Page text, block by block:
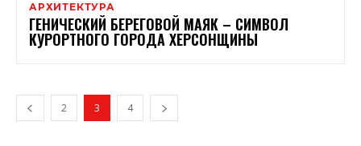
АРХИТЕКТУРА
ГЕНИЧЕСКИЙ БЕРЕГОВОЙ МАЯК – СИМВОЛ
КУРОРТНОГО ГОРОДА ХЕРСОНЩИНЫ
2 3 4